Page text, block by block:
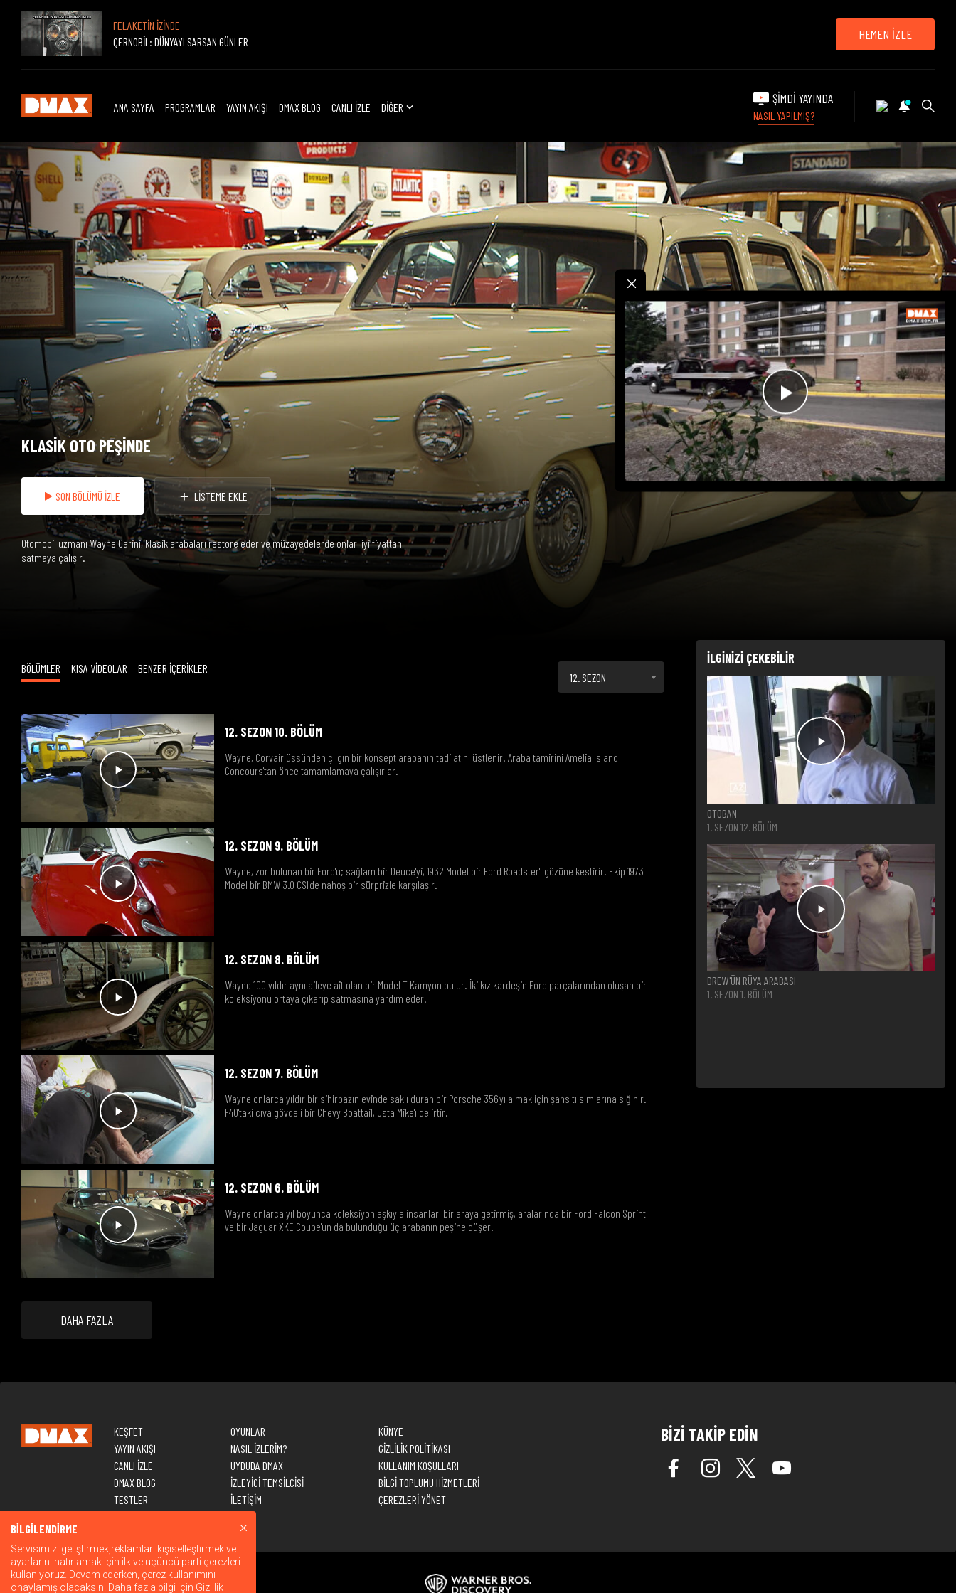
FELAKETİN İZİNDE
ÇERNOBİL: DÜNYAYI SARSAN GÜNLER
HEMEN İZLE
ANA SAYFA PROGRAMLAR YAYIN AKIŞI DMAX BLOG CANLI İZLE DİĞER
ŞİMDİ YAYINDA
NASIL YAPILMIŞ?
KLASİK OTO PEŞİNDE
SON BÖLÜMÜ İZLE LİSTEME EKLE
Otomobil uzmanı Wayne Carini, klasik arabaları restore eder ve müzayedelerde onları iyi fiyattan
satmaya çalışır.
Videoyu
Oynat
BÖLÜMLER KISA VİDEOLAR BENZER İÇERİKLER
12. SEZON
12. SEZON 10. BÖLÜM
Wayne, Corvair üssünden çılgın bir konsept arabanın tadilatını üstlenir. Araba tamirini Amelia Island
Concours'tan önce tamamlamaya çalışırlar.
12. SEZON 9. BÖLÜM
Wayne, zor bulunan bir Ford'u; sağlam bir Deuce'yi, 1932 Model bir Ford Roadster'ı gözüne kestirir. Ekip 1973
Model bir BMW 3.0 CSI'de nahoş bir sürprizle karşılaşır.
12. SEZON 8. BÖLÜM
Wayne 100 yıldır aynı aileye ait olan bir Model T Kamyon bulur. İki kız kardeşin Ford parçalarından oluşan bir
koleksiyonu ortaya çıkarıp satmasına yardım eder.
12. SEZON 7. BÖLÜM
Wayne onlarca yıldır bir sihirbazın evinde saklı duran bir Porsche 356'yı almak için şans tılsımlarına sığınır.
F40'taki cıva gövdeli bir Chevy Boattail, Usta Mike'ı delirtir.
12. SEZON 6. BÖLÜM
Wayne onlarca yıl boyunca koleksiyon aşkıyla insanları bir araya getirmiş, aralarında bir Ford Falcon Sprint
ve bir Jaguar XKE Coupe'un da bulunduğu üç arabanın peşine düşer.
DAHA FAZLA
İLGİNİZİ ÇEKEBİLİR
OTOBAN
1. SEZON 12. BÖLÜM
DREW'ÜN RÜYA ARABASI
1. SEZON 1. BÖLÜM
KEŞFET
YAYIN AKIŞI
CANLI İZLE
DMAX BLOG
TESTLER
OYUNLAR
NASIL İZLERİM?
UYDUDA DMAX
İZLEYİCİ TEMSİLCİSİ
İLETİŞİM
KÜNYE
GİZLİLİK POLİTİKASI
KULLANIM KOŞULLARI
BİLGİ TOPLUMU HİZMETLERİ
ÇEREZLERİ YÖNET
BİZİ TAKİP EDİN
BİLGİLENDİRME
Servisimizi geliştirmek,reklamları kişiselleştirmek ve
ayarlarını hatırlamak için ilk ve üçüncü parti çerezleri
kullanıyoruz. Devam ederken, çerez kullanımını
onaylamış olacaksın. Daha fazla bilgi için Gizlilik